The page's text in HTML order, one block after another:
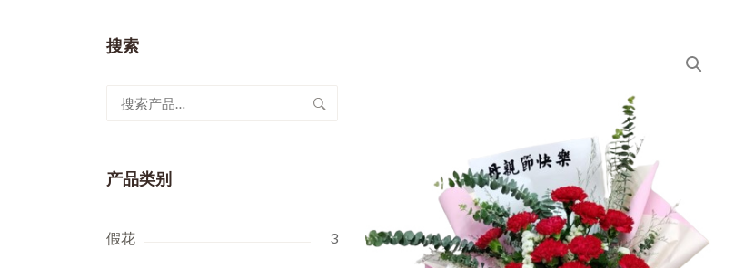
搜索
产品类别
假花 3